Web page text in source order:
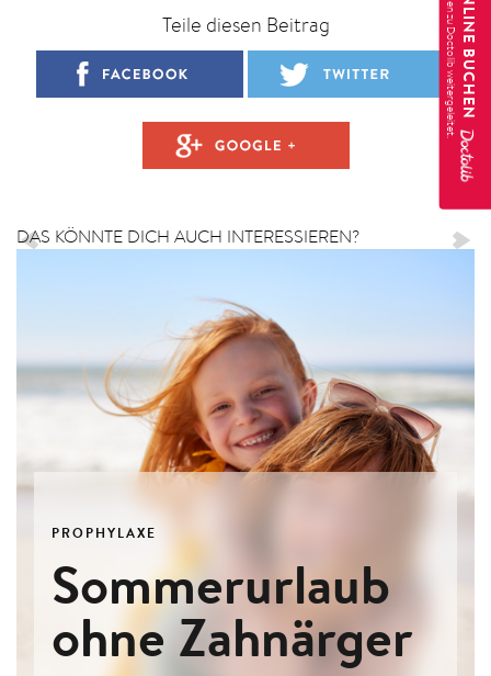
Teile diesen Beitrag
DAS KÖNNTE DICH AUCH INTERESSIEREN?
PROPHYLAXE
Sommerurlaub
ohne Zahnärger